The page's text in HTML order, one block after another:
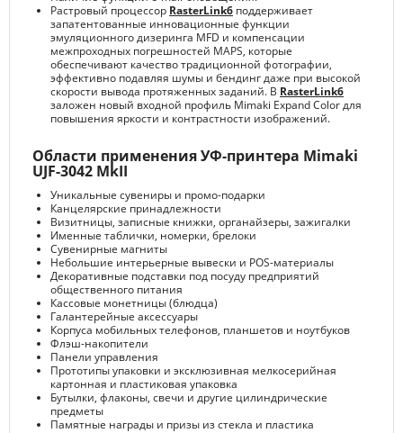
Растровый процессор RasterLink6 поддерживает
запатентованные инновационные функции
эмуляционного дизеринга MFD и компенсации
межпроходных погрешностей MAPS, которые
обеспечивают качество традиционной фотографии,
эффективно подавляя шумы и бендинг даже при высокой
скорости вывода протяженных заданий. В RasterLink6
заложен новый входной профиль Mimaki Expand Color для
повышения яркости и контрастности изображений.
Области применения УФ-принтера Mimaki
UJF-3042 MkII
Уникальные сувениры и промо-подарки
Канцелярские принадлежности
Визитницы, записные книжки, органайзеры, зажигалки
Именные таблички, номерки, брелоки
Сувенирные магниты
Небольшие интерьерные вывески и POS-материалы
Декоративные подставки под посуду предприятий
общественного питания
Кассовые монетницы (блюдца)
Галантерейные аксессуары
Корпуса мобильных телефонов, планшетов и ноутбуков
Флэш-накопители
Панели управления
Прототипы упаковки и эксклюзивная мелкосерийная
картонная и пластиковая упаковка
Бутылки, флаконы, свечи и другие цилиндрические
предметы
Памятные награды и призы из стекла и пластика